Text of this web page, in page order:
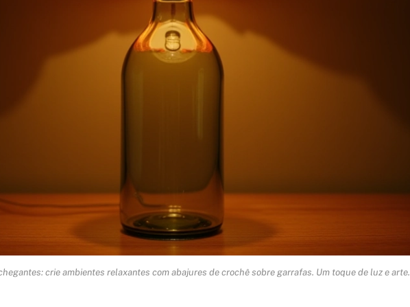
crie ambientes relaxantes com abajures de crochê sobre garrafas. Um toque de luz e arte.